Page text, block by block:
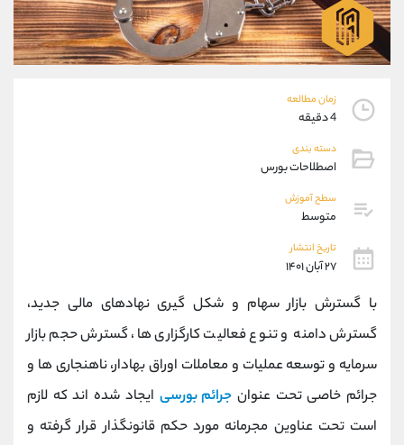
زمان مطالعه
4 دقیقه
دسته بندی
اصطلاحات بورس
سطح آموزش
متوسط
تاریخ انتشار
۲۷ آبان ۱۴۰۱
با گسترش بازار سهام و شکل گیری نهادهای مالی جدید،
گسترش دامنه و تنوع فعالیت کارگزاری ها، گسترش حجم بازار
سرمایه و توسعه عملیات و معاملات اوراق بهادار، ناهنجاری ها و
جرائم خاصی تحت عنوان جرائم بورسی ایجاد شده اند که لازم
است تحت عناوین مجرمانه مورد حکم قانونگذار قرار گرفته و
09927779040
واتساپ شروع گفتگو
تلگرام @Armteam_admin_por
پشتیبان فروش
موبایل
واتساپ
داخلی
اطلاعات تماس (دفتر فروش)
تلفن 021-22021030
بدون پیش شماره 90001030
اینستاگرام @alireza.mehrabii
کانال تلگرام @alirezamehrabi_com